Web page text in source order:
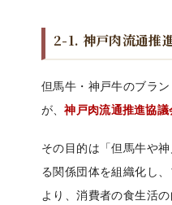
2-1. 神戸肉流通推
但馬牛・神戸牛のブラ
が、神戸肉流通推進協議
その目的は「但馬牛や
る関係団体を組織化し
より、消費者の食生活